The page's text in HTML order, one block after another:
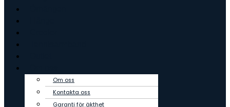
Om oss
Kontakta oss
Garanti för äkthet